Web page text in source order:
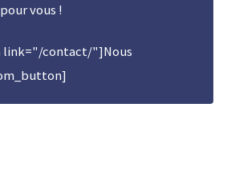
vous !
contact/"]Nous